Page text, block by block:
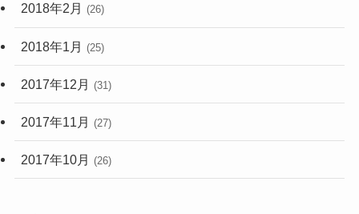
2018年2月 (26)
2018年1月 (25)
2017年12月 (31)
2017年11月 (27)
2017年10月 (26)